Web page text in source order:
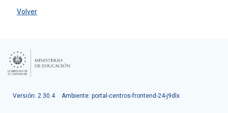
Volver
Versión: 2.30.4 Ambiente: portal-centros-frontend-24-j9dlx